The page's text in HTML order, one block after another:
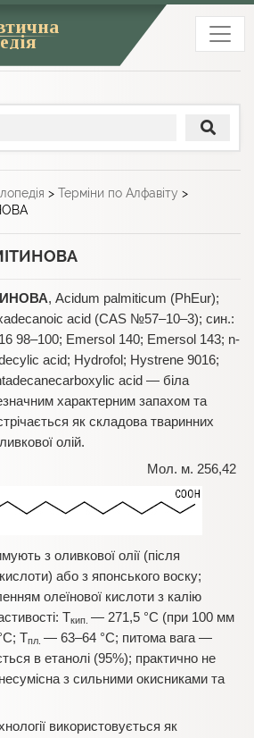
> Терміни по Алфавіту >
, Acidum palmiticum (PhEur);
acid (CAS №57–10–3); син.:
98–100; Emersol 140; Emersol 143; n-
acid; Hydrofol; Hystrene 9016;
acid — біла
характерним запахом та
як складова тваринних
олій.
м. 256,42
з оливкової олії (після
або з японського воску;
олеїнової кислоти з калію
Tкип. — 271,5 °С (при 100 мм
Tпл. — 63–64 °С; питома вага —
в етанолі (95%); практично не
з сильними окисниками та
використовується як